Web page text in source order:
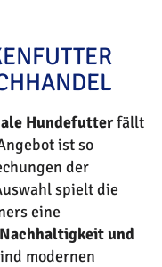
Hundefutterfällt
ist so
der
spielt die
eine
Nachhaltigkeit und
modernen